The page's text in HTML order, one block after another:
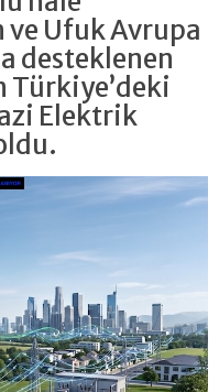
Ufuk Avrupa
desteklenen
Türkiye’deki
Elektrik